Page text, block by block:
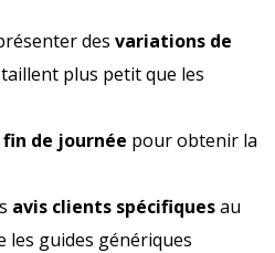
des variations de
plus petit que les
fin de journée pour obtenir la
avis clients spécifiquesau
les guides génériques